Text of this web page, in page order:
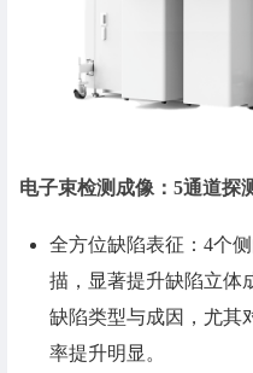
电子束检测成像：5通道探
全方位缺陷表征：4个
描，显著提升缺陷立体
缺陷类型与成因，尤其
率提升明显。